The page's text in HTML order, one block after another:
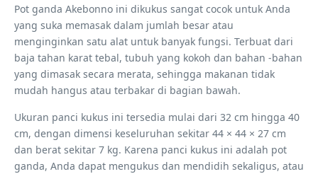
Pot ganda Akebonno ini dikukus sangat cocok untuk Anda
yang suka memasak dalam jumlah besar atau
menginginkan satu alat untuk banyak fungsi. Terbuat dari
baja tahan karat tebal, tubuh yang kokoh dan bahan -bahan
yang dimasak secara merata, sehingga makanan tidak
mudah hangus atau terbakar di bagian bawah.
Ukuran panci kukus ini tersedia mulai dari 32 cm hingga 40
cm, dengan dimensi keseluruhan sekitar 44 × 44 × 27 cm
dan berat sekitar 7 kg. Karena panci kukus ini adalah pot
ganda, Anda dapat mengukus dan mendidih sekaligus, atau